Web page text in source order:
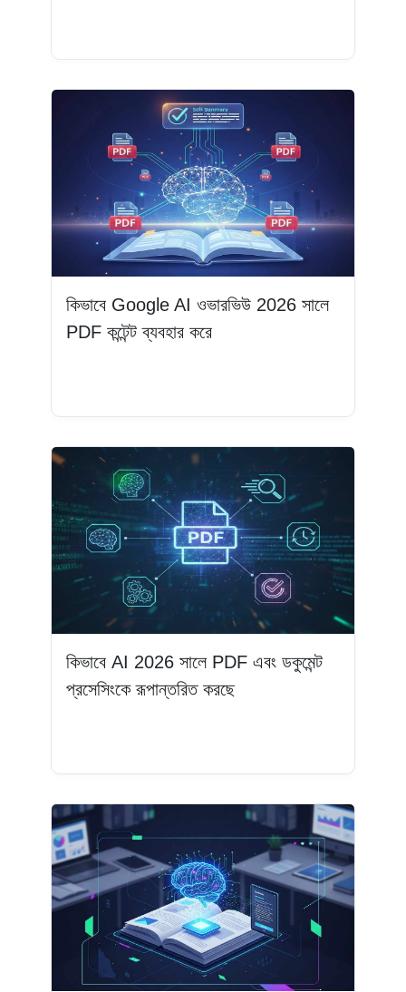
কিভাবে Google AI ওভারভিউ 2026 সালে
PDF কন্টেন্ট ব্যবহার করে
কিভাবে AI 2026 সালে PDF এবং ডকুমেন্ট
প্রসেসিংকে রূপান্তরিত করছে